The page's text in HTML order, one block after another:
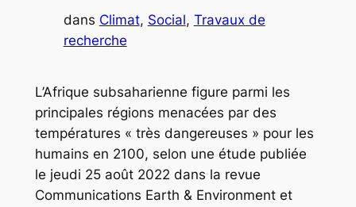
dans Climat, Social, Travaux de
recherche
L’Afrique subsaharienne figure parmi les
principales régions menacées par des
températures « très dangereuses » pour les
humains en 2100, selon une étude publiée
le jeudi 25 août 2022 dans la revue
Communications Earth & Environment et